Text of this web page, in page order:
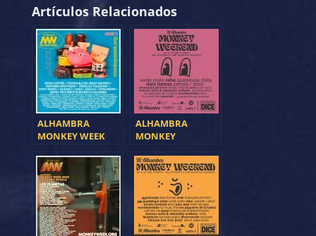
Artículos Relacionados
ALHAMBRA
MONKEY WEEK
ARTISTAS
ALHAMBRA
MONKEY
ANUNCIA SUS
PRIMEROS
ARTISTAS